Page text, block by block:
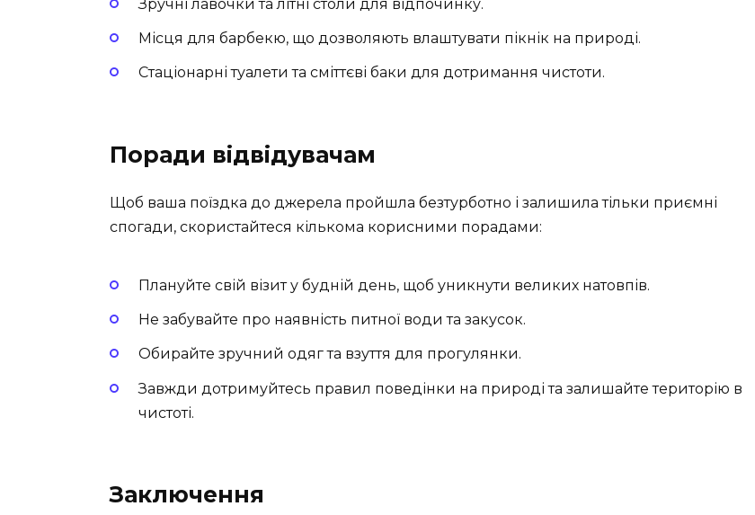
Зручні лавочки та літні столи для відпочинку.
Місця для барбекю, що дозволяють влаштувати пікнік на природі.
Стаціонарні туалети та сміттєві баки для дотримання чистоти.
Поради відвідувачам
Щоб ваша поїздка до джерела пройшла безтурботно і залишила тільки приємні
спогади, скористайтеся кількома корисними порадами:
Плануйте свій візит у будній день, щоб уникнути великих натовпів.
Не забувайте про наявність питної води та закусок.
Обирайте зручний одяг та взуття для прогулянки.
Завжди дотримуйтесь правил поведінки на природі та залишайте територію в
чистоті.
Заключення